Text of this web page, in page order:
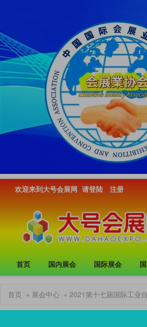
欢迎来到大号会展网 请登陆 注册
首页 国内展会 国际展会
首页 » 展会中心 » 2021第十七届国际工业